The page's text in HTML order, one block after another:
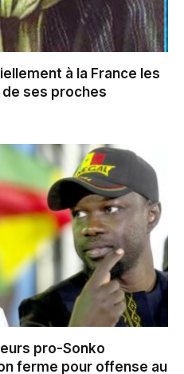
à la France les
ses proches
pro-Sonko
ferme pour offense au